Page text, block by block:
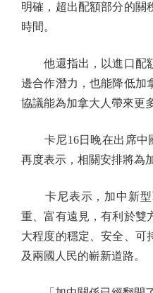
明確，超出配額部分的關
時間。
他還指出，以進口配
邊合作潛力，也能降低加
協議能為加拿大人帶來更
卡尼16日晚在出席中
再度表示，相關安排將為
卡尼表示，加中新型
重、富有遠見，有利於雙
大程度的穩定、安全、可
及兩國人民的嶄新道路。